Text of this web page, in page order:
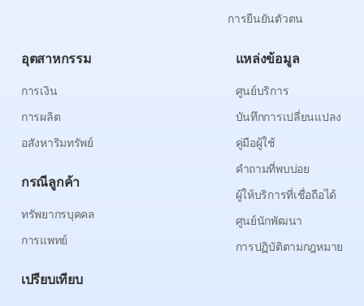
การยืนยันตัวตน
อุตสาหกรรม
การเงิน
การผลิต
อสังหาริมทรัพย์
กรณีลูกค้า
ทรัพยากรบุคคล
การแพทย์
เปรียบเทียบ
แหล่งข้อมูล
ศูนย์บริการ
บันทึกการเปลี่ยนแปลง
คู่มือผู้ใช้
คำถามที่พบบ่อย
ผู้ให้บริการที่เชื่อถือได้
ศูนย์นักพัฒนา
การปฏิบัติตามกฎหมาย